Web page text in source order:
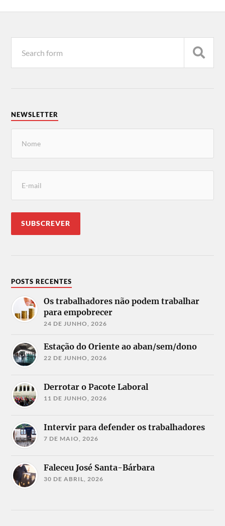
NEWSLETTER
POSTS RECENTES
Os trabalhadores não podem trabalhar
para empobrecer
24 DE JUNHO, 2026
Estação do Oriente ao aban/sem/dono
22 DE JUNHO, 2026
Derrotar o Pacote Laboral
11 DE JUNHO, 2026
Intervir para defender os trabalhadores
7 DE MAIO, 2026
Faleceu José Santa-Bárbara
30 DE ABRIL, 2026